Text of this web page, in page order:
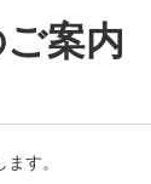
案内
す。